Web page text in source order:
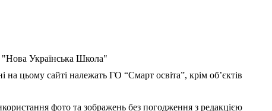
"Нова Українська Школа"
цьому сайті належать ГО “Смарт освіта”, крім об’єктів
фото та зображень без погодження з редакцією